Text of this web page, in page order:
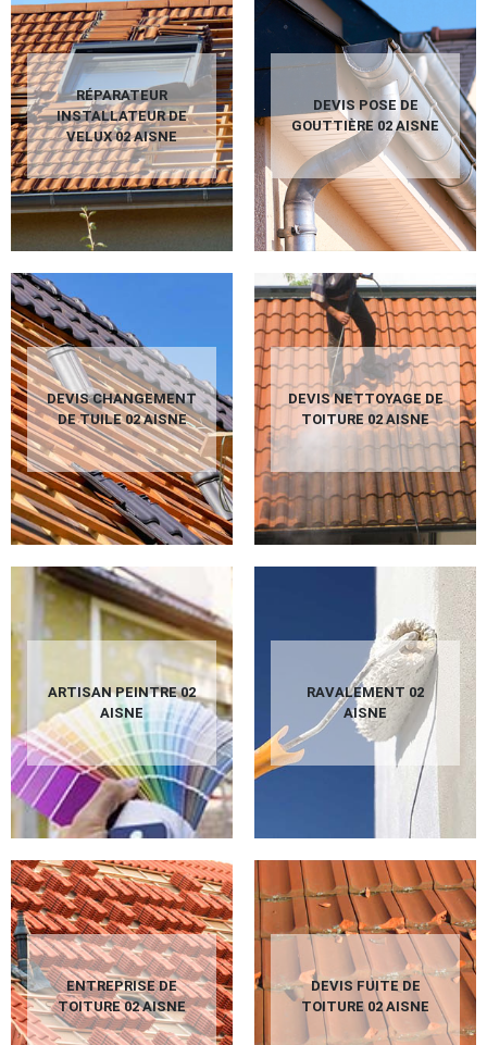
RÉPARATEUR
INSTALLATEUR DE
VELUX 02 AISNE
DEVIS POSE DE
GOUTTIÈRE 02 AISNE
DEVIS CHANGEMENT
DE TUILE 02 AISNE
DEVIS NETTOYAGE DE
TOITURE 02 AISNE
ARTISAN PEINTRE 02
AISNE
RAVALEMENT 02
AISNE
ENTREPRISE DE
TOITURE 02 AISNE
DEVIS FUITE DE
TOITURE 02 AISNE